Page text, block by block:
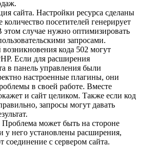
сайта. Настройки ресурса сделаны
количество посетителей генерирует
этом случае нужно оптимизировать
запросами.
кода 502 могут
Если для расширения
в панель управления были
настроенные плагины, они
в своей работе. Вместе
и сайт целиком. Также если код
запросы могут давать
может быть на стороне
у него установлены расширения,
соединение с сервером сайта.